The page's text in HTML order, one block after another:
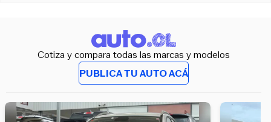
Cotiza y compara todas las marcas y modelos
PUBLICA TU AUTO ACÁ